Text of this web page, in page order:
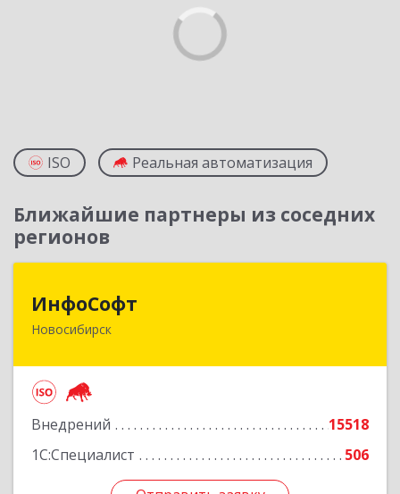
ISO Реальная автоматизация
Ближайшие партнеры из соседних
регионов
ИнфоСофт
Новосибирск
Внедрений
15518
1С:Специалист
506
630091, Новосибирская обл, Новосибирск г,